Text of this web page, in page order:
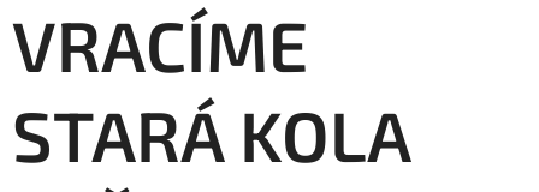
VRACÍME
STARÁ KOLA